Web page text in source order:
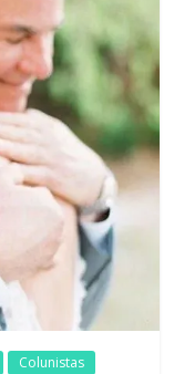
Colunistas